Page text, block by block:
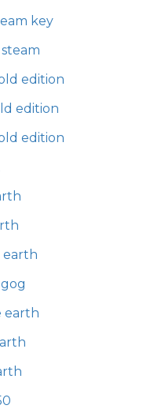
key
edition
edition
edition
earth
earth